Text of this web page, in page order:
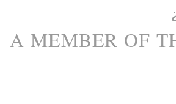
A MEMBER OF